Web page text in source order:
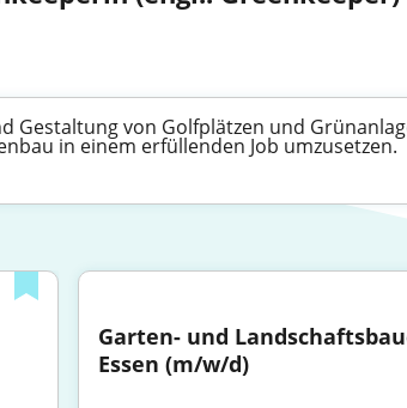
Gestaltung von Golfplätzen und
in einem erfüllenden Job umzusetzen.
Garten- und
Essen (m/w/d)